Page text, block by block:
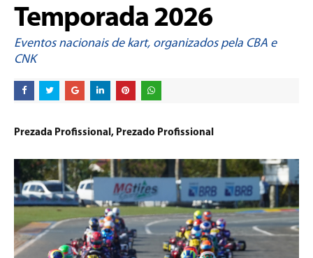
Temporada 2026
Eventos nacionais de kart, organizados pela CBA e
CNK
Prezada Profissional, Prezado Profissional